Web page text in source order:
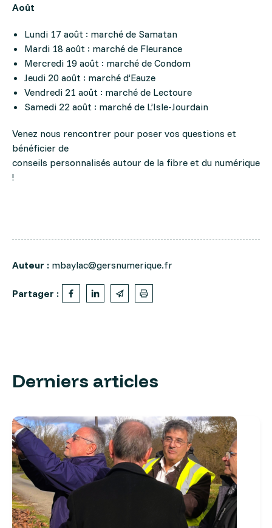
Août
Lundi 17 août : marché de Samatan
Mardi 18 août : marché de Fleurance
Mercredi 19 août : marché de Condom
Jeudi 20 août : marché d’Eauze
Vendredi 21 août : marché de Lectoure
Samedi 22 août : marché de L’Isle-Jourdain
Venez nous rencontrer pour poser vos questions et
bénéficier de
conseils personnalisés autour de la fibre et du numérique
!
Auteur : mbaylac@gersnumerique.fr
Partager :
Derniers articles